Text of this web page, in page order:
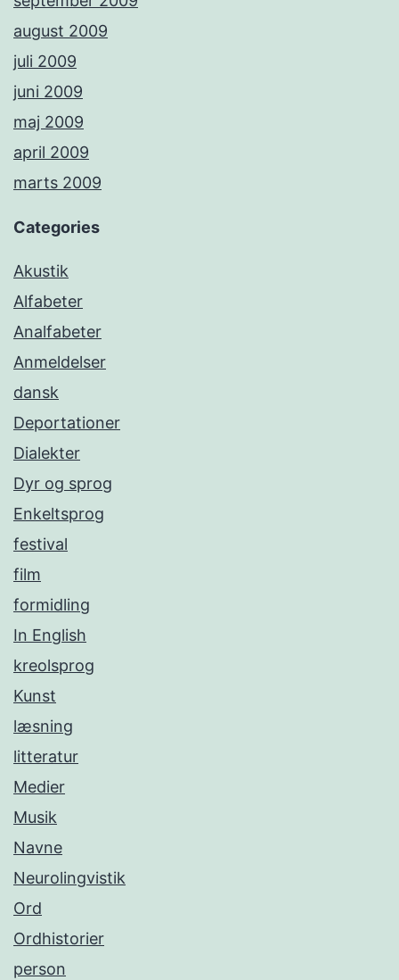
august 2009
juli 2009
juni 2009
maj 2009
april 2009
marts 2009
Categories
Akustik
Alfabeter
Analfabeter
Anmeldelser
dansk
Deportationer
Dialekter
Dyr og sprog
Enkeltsprog
festival
film
formidling
In English
kreolsprog
Kunst
læsning
litteratur
Medier
Musik
Navne
Neurolingvistik
Ord
Ordhistorier
person